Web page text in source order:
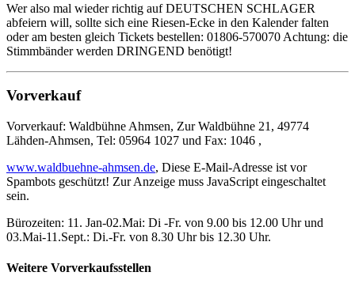
Wer also mal wieder richtig auf DEUTSCHEN SCHLAGER
abfeiern will, sollte sich eine Riesen-Ecke in den Kalender falten
oder am besten gleich Tickets bestellen: 01806-570070 Achtung: die
Stimmbänder werden DRINGEND benötigt!
Vorverkauf
Vorverkauf: Waldbühne Ahmsen, Zur Waldbühne 21, 49774
Lähden-Ahmsen, Tel: 05964 1027 und Fax: 1046 ,
www.waldbuehne-ahmsen.de, Diese E-Mail-Adresse ist vor
Spambots geschützt! Zur Anzeige muss JavaScript eingeschaltet
sein.
Bürozeiten: 11. Jan-02.Mai: Di -Fr. von 9.00 bis 12.00 Uhr und
03.Mai-11.Sept.: Di.-Fr. von 8.30 Uhr bis 12.30 Uhr.
Weitere Vorverkaufsstellen